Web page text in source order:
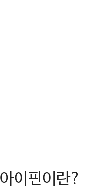
아이핀이란?